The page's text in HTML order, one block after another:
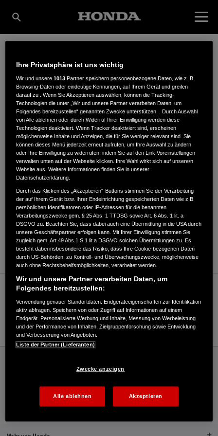
WOLFSHOLZER
MASCHINEN &
GERÄTE GMBH
Wolfsholz 2,38855,
ANFAHRTSBESCHREIBUNG ANFORDERN
WEBSITE
Verkauf / Kundendienst
03943/55336
Wolfsholzer Maschinen & Geräte GmbH - Garten – Honda - HONDA Deutschland
Ihre Privatsphäre ist uns wichtig
Wir und unsere1013 Partner speichern personenbezogene Daten, wie z. B.
Browsing-Daten oder eindeutige Kennungen, auf Ihrem Gerät und greifen
darauf zu . Wenn Sie Akzeptieren auswählen, können die Tracking-
Technologien die unter „Wir und unsere Partner verarbeiten Daten, um
Folgendes bereitzustellen“ genannten Zwecke unterstützen. . Durch Auswahl
von Alle ablehnen oder durch Widerruf Ihrer Einwilligung werden diese
Technologien deaktiviert. Wenn Tracker deaktiviert sind, erscheinen
möglicherweise Inhalte und Anzeigen, die für Sie weniger relevant sind. Sie
können dieses Menü jederzeit erneut aufrufen, um Ihre Auswahl zu ändern
oder Ihre Einwilligung zu widerrufen, indem Sie auf den Link Voreinstellungen
verwalten unten auf der Webseite klicken. Ihre Wahl wirkt sich auf unsere/n
Website aus. Weitere Informationen finden Sie in unserer
Datenschutzerklärung.
Durch das Klicken des „Akzeptieren“-Buttons stimmen Sie der Verarbeitung
der auf Ihrem Gerät bzw. Ihrer Endeinrichtung gespeicherten Daten wie z.B.
persönlichen Identifikatoren oder IP-Adressen für die benannten
Verarbeitungszwecke gem. § 25 Abs. 1 TTDSG sowie Art. 6 Abs. 1 lit. a
DSGVO zu. Beachten Sie, dass dabei auch eine Übermittlung in die USA durch
unsere Geschäftspartner erfolgen kann. Mit Ihrer Einwilligung stimmen Sie
zugleich gem. Art.49 Abs.1 S.1 lit.a DSGVO solchen Übermittlungen zu. Es
besteht dabei insbesondere das Risiko, dass Ihre Cookie-bezogenen Daten
durch US-Behörden, zu Kontroll- und Überwachungszwecke, möglicherweise
auch ohne Rechtsbehelfsmöglichkeiten, verarbeitet werden.
Wir und unsere Partner verarbeiten Daten, um
Folgendes bereitzustellen:
Verwendung genauer Standortdaten. Endgeräteeigenschaften zur Identifikation
aktiv abfragen. Speichern von oder Zugriff auf Informationen auf einem
Endgerät. Personalisierte Werbung und Inhalte, Messung von Werbeleistung
und der Performance von Inhalten, Zielgruppenforschung sowie Entwicklung
und Verbesserung von Angeboten.
Liste der Partner (Lieferanten)
Zwecke anzeigen
Alle ablehnen Akzeptieren